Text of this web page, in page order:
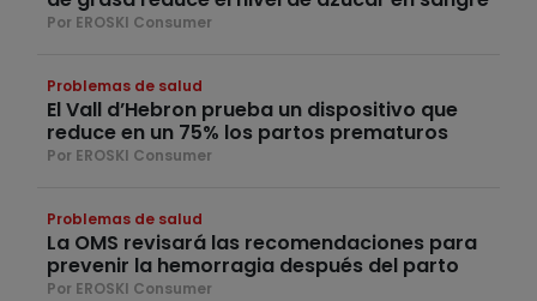
Por EROSKI Consumer
Problemas de salud
El Vall d’Hebron prueba un dispositivo que
reduce en un 75% los partos prematuros
Por EROSKI Consumer
Problemas de salud
La OMS revisará las recomendaciones para
prevenir la hemorragia después del parto
Por EROSKI Consumer